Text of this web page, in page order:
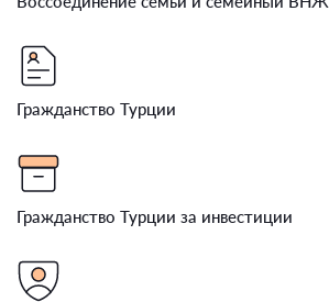
Гражданство Турции
Гражданство Турции за инвестиции